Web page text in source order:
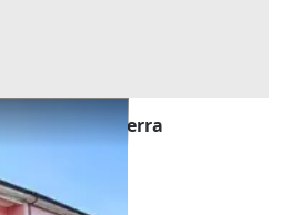
al piano terra